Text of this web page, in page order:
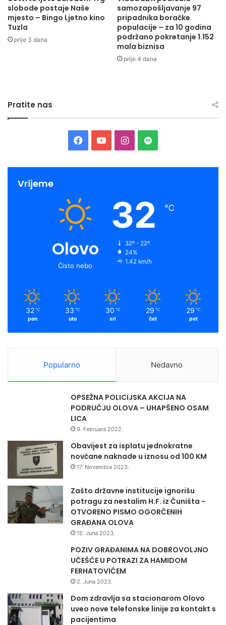
slobode postaje Naše
mjesto – Bingo Ljetno kino
Tuzla
prije 3 dana
samozapošljavanje 97
pripadnika boračke
populacije – za 10 godina
podržano pokretanje 1.152
mala biznisa
prije 4 dana
Pratite nas
Facebook
YouTubeInstagram
Spotify
Vrijeme
Olovo
Čisto nebo
32 ℃
32º - 22º
24%
1.42 km/h
32 ℃
pon
33 ℃
uto
30 ℃
sri
29 ℃
čet
29 ℃
pet
Popularno Nedavno
OPSEŽNA POLICIJSKA AKCIJA NA
PODRUČJU OLOVA – UHAPŠENO OSAM
LICA
9. Februara 2022.
Obavijest za isplatu jednokratne
novčane naknade u iznosu od 100 KM
17. Novembra 2023.
Zašto državne institucije ignorišu
potragu za nestalim H.F. iz Čuništa -
OTVORENO PISMO OGORČENIH
GRAĐANA OLOVA
15. Juna 2023.
POZIV GRAĐANIMA NA DOBROVOLJNO
UČEŠĆE U POTRAZI ZA HAMIDOM
FERHATOVIĆEM
2. Juna 2023.
Dom zdravlja sa stacionarom Olovo
uveo nove telefonske linije za kontakt s
pacijentima